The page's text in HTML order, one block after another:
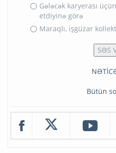
Gələcək karyerası
etdiyinə görə
Maraqlı, işgüzar
Bütün